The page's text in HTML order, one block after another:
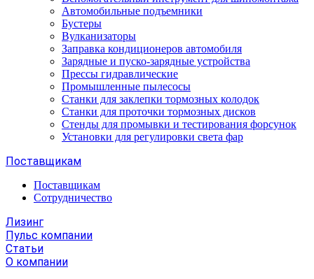
Автомобильные подъемники
Бустеры
Вулканизаторы
Заправка кондиционеров автомобиля
Зарядные и пуско-зарядные устройства
Прессы гидравлические
Промышленные пылесосы
Станки для заклепки тормозных колодок
Станки для проточки тормозных дисков
Стенды для промывки и тестирования форсунок
Установки для регулировки света фар
Поставщикам
Поставщикам
Сотрудничество
Лизинг
Пульс компании
Статьи
О компании